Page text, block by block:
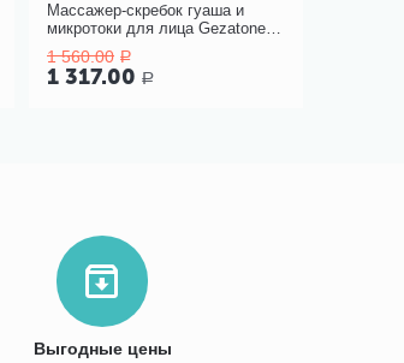
Массажер-скребок гуаша и
микротоки для лица Gezatone
m911
1 560.00 Р
1 317.00 Р
Выгодные цены